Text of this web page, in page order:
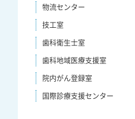
物流センター
技工室
歯科衛生士室
歯科地域医療支援室
院内がん登録室
国際診療支援センター